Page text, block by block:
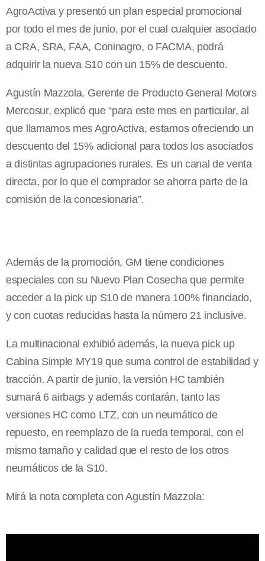
AgroActiva y presentó un plan especial promocional
por todo el mes de junio, por el cual cualquier asociado
a CRA, SRA, FAA, Coninagro, o FACMA, podrá
adquirir la nueva S10 con un 15% de descuento.
Agustín Mazzola, Gerente de Producto General Motors
Mercosur, explicó que “para este mes en particular, al
que llamamos mes AgroActiva, estamos ofreciendo un
descuento del 15% adicional para todos los asociados
a distintas agrupaciones rurales. Es un canal de venta
directa, por lo que el comprador se ahorra parte de la
comisión de la concesionaria”.
Además de la promoción, GM tiene condiciones
especiales con su Nuevo Plan Cosecha que permite
acceder a la pick up S10 de manera 100% financiado,
y con cuotas reducidas hasta la número 21 inclusive.
La multinacional exhibió además, la nueva pick up
Cabina Simple MY19 que suma control de estabilidad y
tracción. A partir de junio, la versión HC también
sumará 6 airbags y además contarán, tanto las
versiones HC como LTZ, con un neumático de
repuesto, en reemplazo de la rueda temporal, con el
mismo tamaño y calidad que el resto de los otros
neumáticos de la S10.
Mirá la nota completa con Agustín Mazzola: